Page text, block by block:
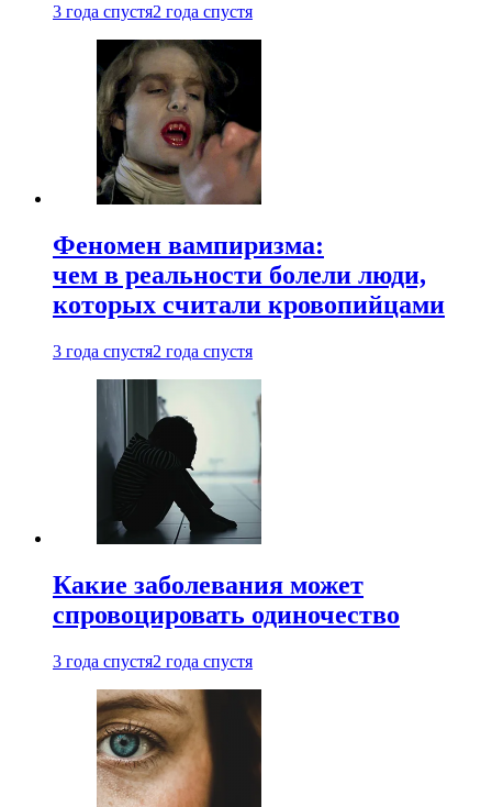
3 года спустя2 года спустя
Феномен вампиризма:
чем в реальности болели люди,
которых считали кровопийцами
3 года спустя2 года спустя
Какие заболевания может
спровоцировать одиночество
3 года спустя2 года спустя